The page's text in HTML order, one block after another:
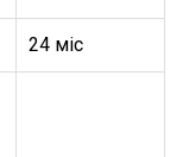
24 міс